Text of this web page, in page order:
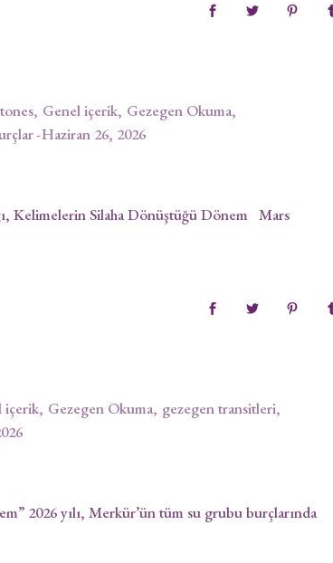
Genel içerik Gezegen Okuma
Haziran 26, 2026
Kelimelerin Silaha Dönüştüğü Dönem Mars
içerik Gezegen Okuma gezegen transitleri
2026 yılı, Merkür’ün tüm su grubu burçlarında